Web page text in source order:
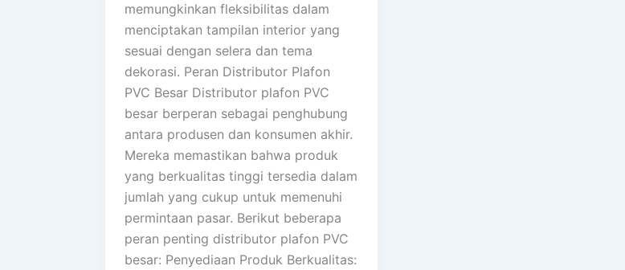
memungkinkan fleksibilitas dalam
menciptakan tampilan interior yang
sesuai dengan selera dan tema
dekorasi. Peran Distributor Plafon
PVC Besar Distributor plafon PVC
besar berperan sebagai penghubung
antara produsen dan konsumen akhir.
Mereka memastikan bahwa produk
yang berkualitas tinggi tersedia dalam
jumlah yang cukup untuk memenuhi
permintaan pasar. Berikut beberapa
peran penting distributor plafon PVC
besar: Penyediaan Produk Berkualitas: